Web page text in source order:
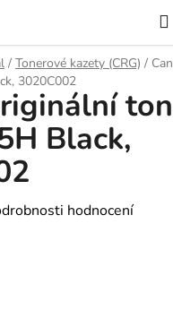
/ Tonerové kazety (CRG) /
3020C002
Black,
hodnocení